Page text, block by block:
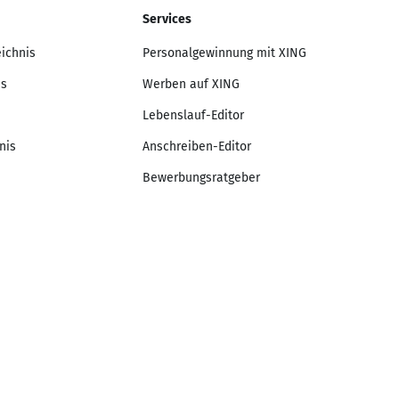
Services
Personalgewinnung mit XING
Werben auf XING
Lebenslauf-Editor
Anschreiben-Editor
Bewerbungsratgeber